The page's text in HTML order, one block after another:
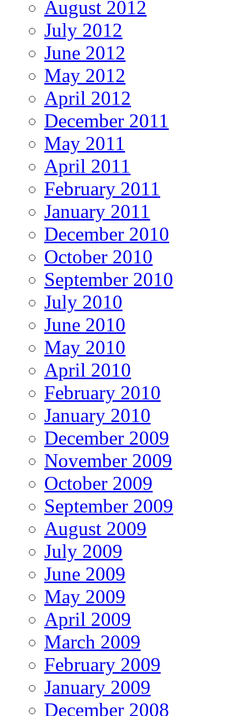
August 2012
July 2012
June 2012
May 2012
April 2012
December 2011
May 2011
April 2011
February 2011
January 2011
December 2010
October 2010
September 2010
July 2010
June 2010
May 2010
April 2010
February 2010
January 2010
December 2009
November 2009
October 2009
September 2009
August 2009
July 2009
June 2009
May 2009
April 2009
March 2009
February 2009
January 2009
December 2008